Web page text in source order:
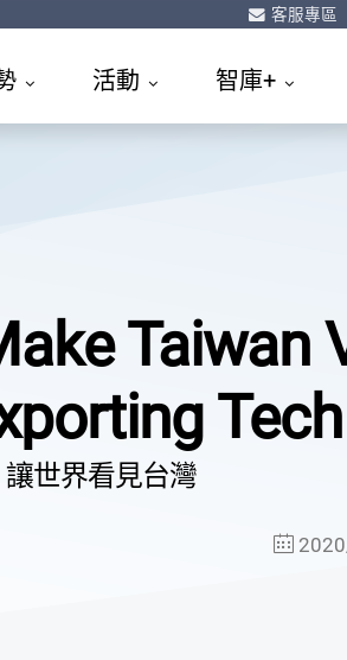
客服專區
活動 智庫+
Taiwan
世界看見台灣